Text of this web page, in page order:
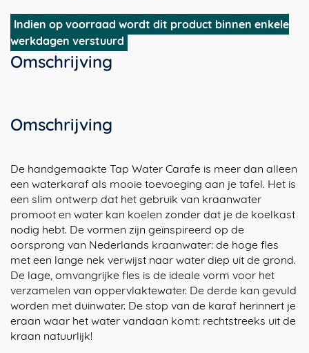
|
zelfkoelende
design
waterkaraf,
aantal
Indien op voorraad wordt dit product binnen enkele
werkdagen verstuurd
Omschrijving
Omschrijving
De handgemaakte Tap Water Carafe is meer dan alleen
een waterkaraf als mooie toevoeging aan je tafel. Het is
een slim ontwerp dat het gebruik van kraanwater
promoot en water kan koelen zonder dat je de koelkast
nodig hebt. De vormen zijn geïnspireerd op de
oorsprong van Nederlands kraanwater: de hoge fles
met een lange nek verwijst naar water diep uit de grond.
De lage, omvangrijke fles is de ideale vorm voor het
verzamelen van oppervlaktewater. De derde kan gevuld
worden met duinwater. De stop van de karaf herinnert je
eraan waar het water vandaan komt: rechtstreeks uit de
kraan natuurlijk!